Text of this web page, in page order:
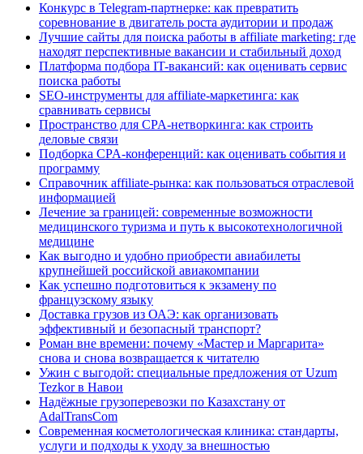
Конкурс в Telegram-партнерке: как превратить
соревнование в двигатель роста аудитории и продаж
Лучшие сайты для поиска работы в affiliate marketing: где
находят перспективные вакансии и стабильный доход
Платформа подбора IT-вакансий: как оценивать сервис
поиска работы
SEO-инструменты для affiliate-маркетинга: как
сравнивать сервисы
Пространство для CPA-нетворкинга: как строить
деловые связи
Подборка CPA-конференций: как оценивать события и
программу
Справочник affiliate-рынка: как пользоваться отраслевой
информацией
Лечение за границей: современные возможности
медицинского туризма и путь к высокотехнологичной
медицине
Как выгодно и удобно приобрести авиабилеты
крупнейшей российской авиакомпании
Как успешно подготовиться к экзамену по
французскому языку
Доставка грузов из ОАЭ: как организовать
эффективный и безопасный транспорт?
Роман вне времени: почему «Мастер и Маргарита»
снова и снова возвращается к читателю
Ужин с выгодой: специальные предложения от Uzum
Tezkor в Навои
Надёжные грузоперевозки по Казахстану от
AdalTransCom
Современная косметологическая клиника: стандарты,
услуги и подходы к уходу за внешностью